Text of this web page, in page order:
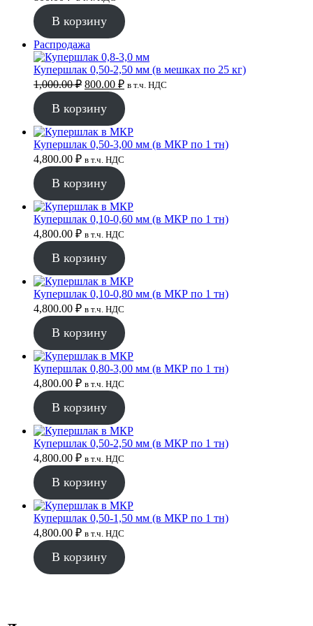
В корзину
Распродажа
товар
Купершлак 0,50-2,50 мм (в мешках по 25 кг)
1,000.00₽ Первоначальная
цена
составляла
1,000.00 ₽.
800.00 ₽Текущая
800.00 ₽.
в т.ч. НДС
В корзину
Купершлак 0,50-3,00 мм (в МКР по 1 тн)
4,800.00 ₽ в т.ч. НДС
В корзину
Купершлак 0,10-0,60 мм (в МКР по 1 тн)
4,800.00 ₽ в т.ч. НДС
В корзину
Купершлак 0,10-0,80 мм (в МКР по 1 тн)
4,800.00 ₽ в т.ч. НДС
В корзину
Купершлак 0,80-3,00 мм (в МКР по 1 тн)
4,800.00 ₽ в т.ч. НДС
В корзину
Купершлак 0,50-2,50 мм (в МКР по 1 тн)
4,800.00 ₽ в т.ч. НДС
В корзину
Купершлак 0,50-1,50 мм (в МКР по 1 тн)
4,800.00 ₽ в т.ч. НДС
В корзину